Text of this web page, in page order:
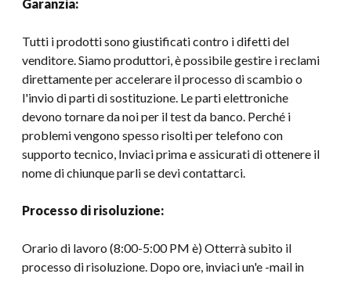
Garanzia:
Tutti i prodotti sono giustificati contro i difetti del
venditore. Siamo produttori, è possibile gestire i reclami
direttamente per accelerare il processo di scambio o
l'invio di parti di sostituzione. Le parti elettroniche
devono tornare da noi per il test da banco. Perché i
problemi vengono spesso risolti per telefono con
supporto tecnico, Inviaci prima e assicurati di ottenere il
nome di chiunque parli se devi contattarci.
Processo di risoluzione:
Orario di lavoro (8:00-5:00 PM è) Otterrà subito il
processo di risoluzione. Dopo ore, inviaci un'e -mail in